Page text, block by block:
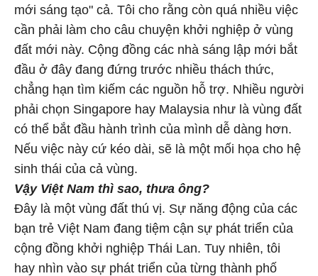
mới sáng tạo" cả. Tôi cho rằng còn quá nhiều việc
cần phải làm cho câu chuyện khởi nghiệp ở vùng
đất mới này. Cộng đồng các nhà sáng lập mới bắt
đầu ở đây đang đứng trước nhiều thách thức,
chẳng hạn tìm kiếm các nguồn hỗ trợ. Nhiều người
phải chọn Singapore hay Malaysia như là vùng đất
có thể bắt đầu hành trình của mình dễ dàng hơn.
Nếu việc này cứ kéo dài, sẽ là một mối họa cho hệ
sinh thái của cả vùng.
Vậy Việt Nam thì sao, thưa ông?
Đây là một vùng đất thú vị. Sự năng động của các
bạn trẻ Việt Nam đang tiệm cận sự phát triển của
cộng đồng khởi nghiệp Thái Lan. Tuy nhiên, tôi
hay nhìn vào sự phát triển của từng thành phố